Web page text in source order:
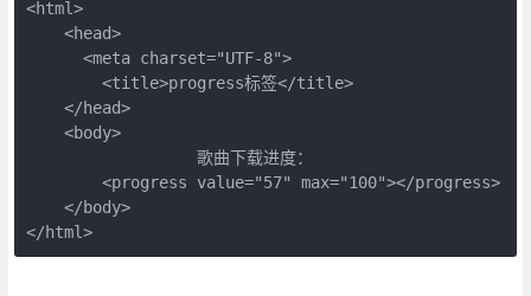
<html>
    <head>
      <meta charset="UTF-8">
        <title>progress标签</title>
    </head>
    <body>
                  歌曲下载进度：
        <progress value="57" max="100"></progress>
    </body>
</html>